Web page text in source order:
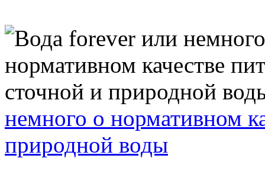
немного о нормативном
природной воды